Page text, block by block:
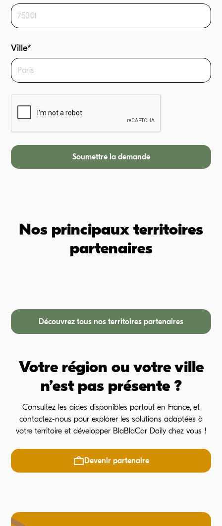
Ville*
Nos principaux territoires
partenaires
Découvrez tous nos territoires partenaires
Votre région ou votre ville
n’est pas présente ?
Consultez les aides disponibles partout en France, et
contactez-nous pour explorer les solutions adaptées à
votre territoire et développer BlaBlaCar Daily chez vous !
Devenir partenaire